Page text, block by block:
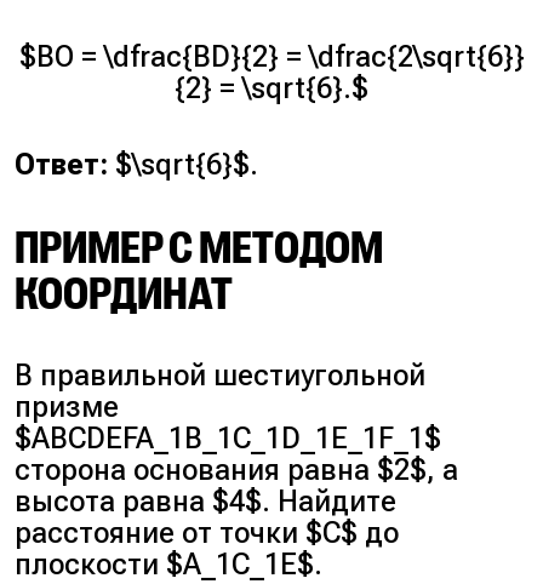
$BO = \dfrac{BD}{2} = \dfrac{2\sqrt{6}}
{2} = \sqrt{6}.$
Ответ: $\sqrt{6}$.
ПРИМЕР С МЕТОДОМ
КООРДИНАТ
В правильной шестиугольной
призме
$ABCDEFA_1B_1C_1D_1E_1F_1$
сторона основания равна $2$, а
высота равна $4$. Найдите
расстояние от точки $C$ до
плоскости $A_1C_1E$.